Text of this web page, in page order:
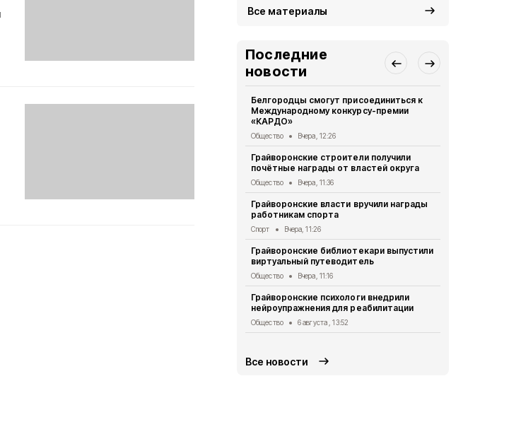
Все материалы
Последние
новости
Белгородцы смогут присоединиться к
Международному конкурсу-премии
«КАРДО»
Общество Вчера, 12:26
Грайворонские строители получили
почётные награды от властей округа
Общество Вчера, 11:36
Грайворонские власти вручили награды
работникам спорта
Спорт Вчера, 11:26
Грайворонские библиотекари выпустили
виртуальный путеводитель
Общество Вчера, 11:16
Грайворонские психологи внедрили
нейроупражнения для реабилитации
Общество 6 августа , 13:52
Все новости